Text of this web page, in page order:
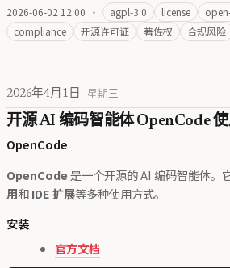
2026-06-02 12:00 · agpl-3.0 license
compliance
开源许可证 著佐权 合规风险
2026年4月1日 星期三
开源 AI 编码智能体 OpenCode
OpenCode
OpenCode是一个开源的 AI 编码智能体。
用和IDE 扩展等多种使用方式。
安装
官方文档